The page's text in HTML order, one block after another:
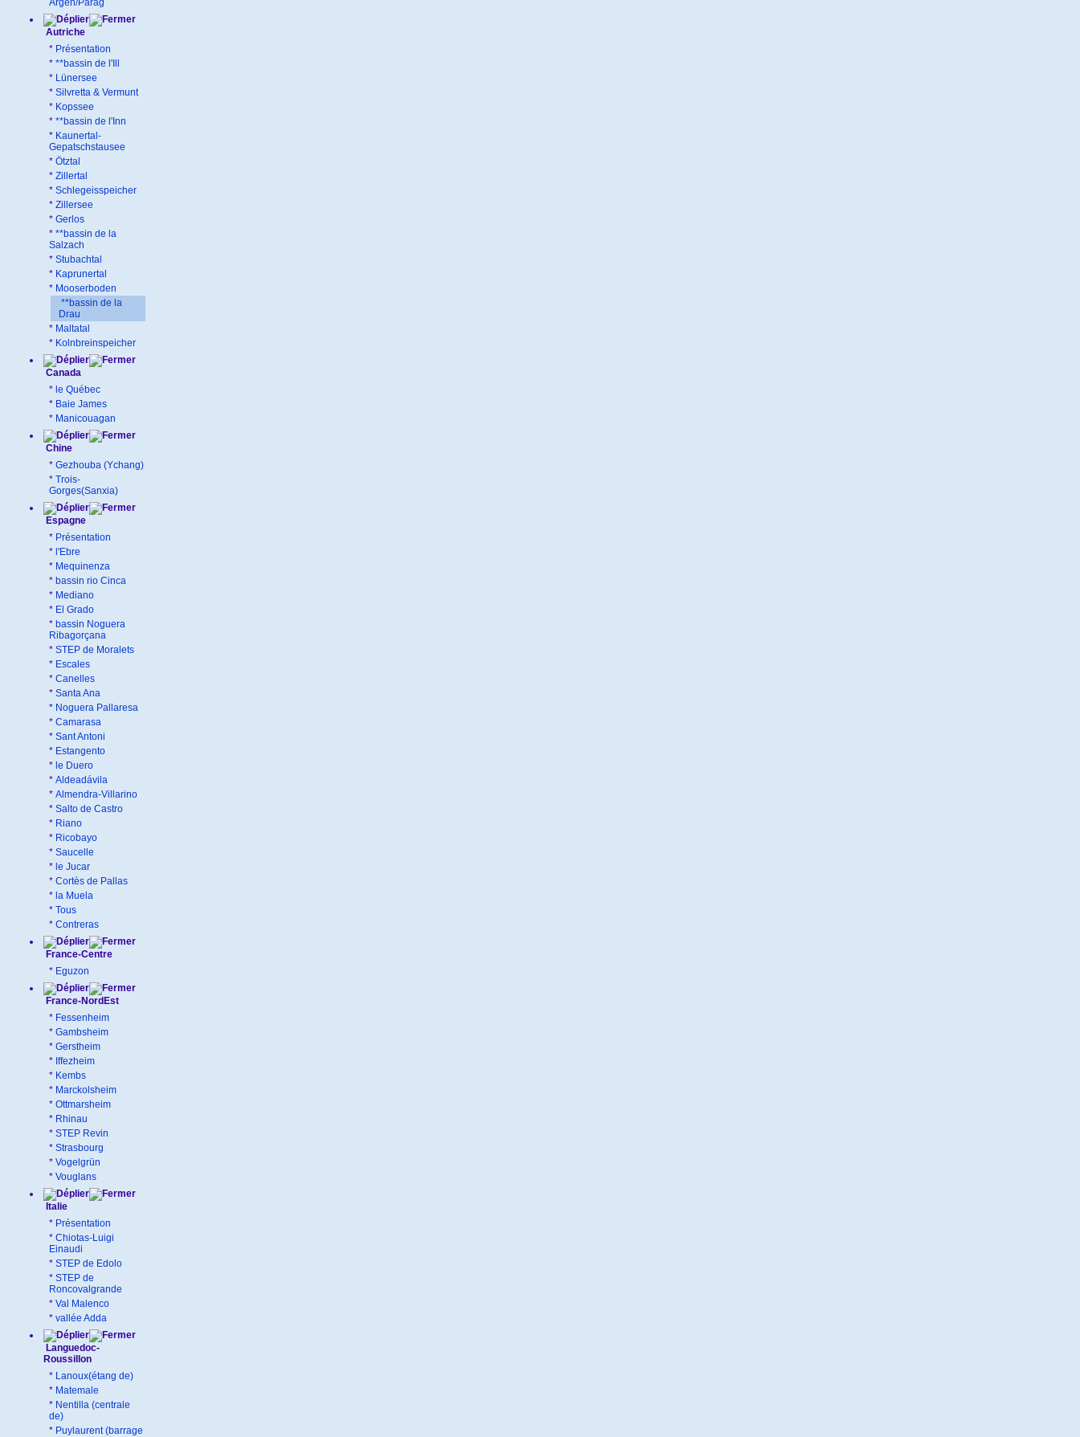
Argen/Parag
Autriche
* Présentation
* **bassin de l'Ill
* Lünersee
* Silvretta & Vermunt
* Kopssee
* **bassin de l'Inn
* Kaunertal-
Gepatschstausee
* Ötztal
* Zillertal
* Schlegeisspeicher
* Zillersee
* Gerlos
* **bassin de la
Salzach
* Stubachtal
* Kaprunertal
* Mooserboden
**bassin de la
Drau
* Maltatal
* Kolnbreinspeicher
Canada
* le Québec
* Baie James
* Manicouagan
Chine
* Gezhouba (Ychang)
* Trois-
Gorges(Sanxia)
Espagne
* Présentation
* l'Ebre
* Mequinenza
* bassin rio Cinca
* Mediano
* El Grado
* bassin Noguera
Ribagorçana
* STEP de Moralets
* Escales
* Canelles
* Santa Ana
* Noguera Pallaresa
* Camarasa
* Sant Antoni
* Estangento
* le Duero
* Aldeadávila
* Almendra-Villarino
* Salto de Castro
* Riano
* Ricobayo
* Saucelle
* le Jucar
* Cortès de Pallas
* la Muela
* Tous
* Contreras
France-Centre
* Eguzon
France-NordEst
* Fessenheim
* Gambsheim
* Gerstheim
* Iffezheim
* Kembs
* Marckolsheim
* Ottmarsheim
* Rhinau
* STEP Revin
* Strasbourg
* Vogelgrün
* Vouglans
Italie
* Présentation
* Chiotas-Luigi
Einaudi
* STEP de Edolo
* STEP de
Roncovalgrande
* Val Malenco
* vallée Adda
Languedoc-
Roussillon
* Lanoux(étang de)
* Matemale
* Nentilla (centrale
de)
* Puylaurent (barrage